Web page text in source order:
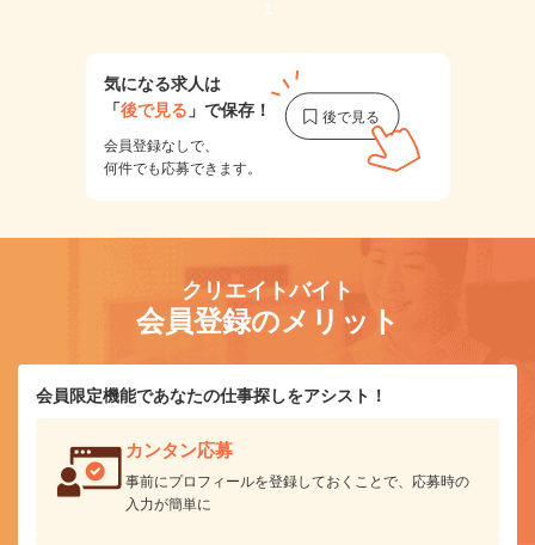
1
気になる求人は
「後で見る 」で保存！
会員登録なしで、
何件でも応募できます。
クリエイトバイト
会員登録のメリット
会員限定機能であなたの仕事探しをアシスト！
カンタン応募
事前にプロフィールを登録しておくことで、応募時の
入力が簡単に